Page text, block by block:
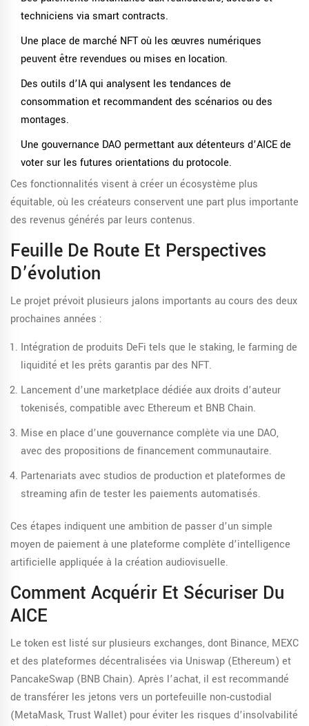
techniciens via smart contracts.
Une place de marché NFToù les œuvres numériques
peuvent être revendues ou mises en location.
Des outils d’IAqui analysent les tendances de
consommation et recommandent des scénarios ou des
montages.
Une gouvernance DAO permettant aux détenteurs d’AICE de
voter sur les futures orientations du protocole.
Ces fonctionnalités visent à créer un écosystème plus
équitable, où les créateurs conservent une part plus importante
des revenus générés par leurs contenus.
Feuille De Route Et Perspectives
D’évolution
Le projet prévoit plusieurs jalons importants au cours des deux
prochaines années :
Intégration de produits DeFi tels que le staking, le farming de
liquidité et les prêts garantis par des NFT.
Lancement d’une marketplace dédiée aux droits d’auteur
tokenisés, compatible avec Ethereum et BNB Chain.
Mise en place d’une gouvernance complète via une DAO,
avec des propositions de financement communautaire.
Partenariats avec studios de production et plateformes de
streaming afin de tester les paiements automatisés.
Ces étapes indiquent une ambition de passer d’un simple
moyen de paiement à une plateforme complète d’intelligence
artificielle appliquée à la création audiovisuelle.
Comment Acquérir Et Sécuriser Du
AICE
Le token est listé sur plusieurs exchanges, dont Binance, MEXC
et des plateformes décentralisées via Uniswap (Ethereum) et
PancakeSwap (BNB Chain). Après l’achat, il est recommandé
de transférer les jetons vers un portefeuille non‑custodial
(MetaMask, Trust Wallet) pour éviter les risques d’insolvabilité